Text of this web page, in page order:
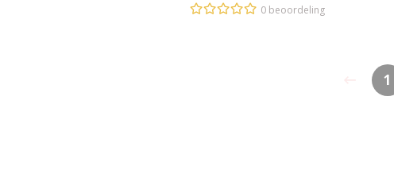
0 beoordeling
1